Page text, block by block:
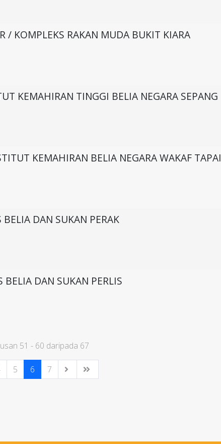
/ KOMPLEKS RAKAN MUDA BUKIT KIARA
KEMAHIRAN TINGGI BELIA NEGARA SEPANG
KEMAHIRAN BELIA NEGARA WAKAF TAPAI
BELIA DAN SUKAN PERAK
BELIA DAN SUKAN PERLIS
51 - 60 daripada 67
5 6 7